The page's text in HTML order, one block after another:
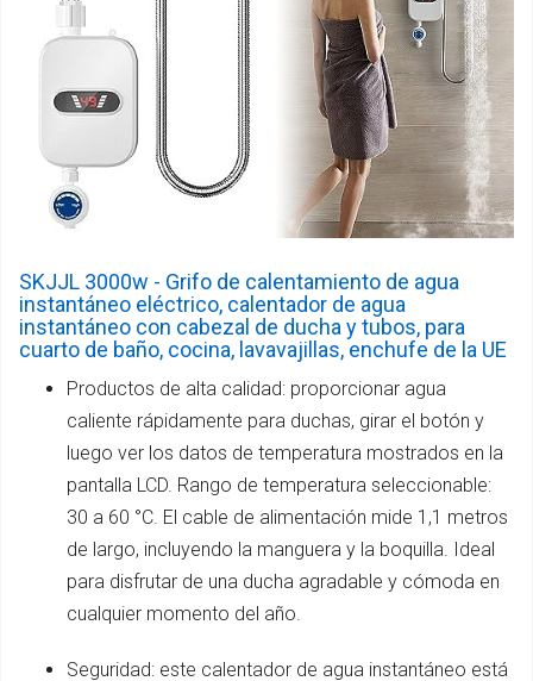
SKJJL 3000w - Grifo de calentamiento de agua
instantáneo eléctrico, calentador de agua
instantáneo con cabezal de ducha y tubos, para
cuarto de baño, cocina, lavavajillas, enchufe de la UE
Productos de alta calidad: proporcionar agua
caliente rápidamente para duchas, girar el botón y
luego ver los datos de temperatura mostrados en la
pantalla LCD. Rango de temperatura seleccionable:
30 a 60 °C. El cable de alimentación mide 1,1 metros
de largo, incluyendo la manguera y la boquilla. Ideal
para disfrutar de una ducha agradable y cómoda en
cualquier momento del año.
Seguridad: este calentador de agua instantáneo está